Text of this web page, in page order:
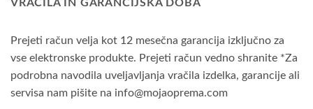
VRAČILA IN GARANCIJSKA DOBA
Prejeti račun velja kot 12 mesečna garancija izključno za
vse elektronske produkte. Prejeti račun vedno shranite *Za
podrobna navodila uveljavljanja vračila izdelka, garancije ali
servisa nam pišite na info@mojaoprema.com